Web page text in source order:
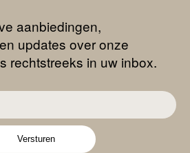
aanbiedingen,
updates over onze
rechtstreeks in uw inbox.
Versturen